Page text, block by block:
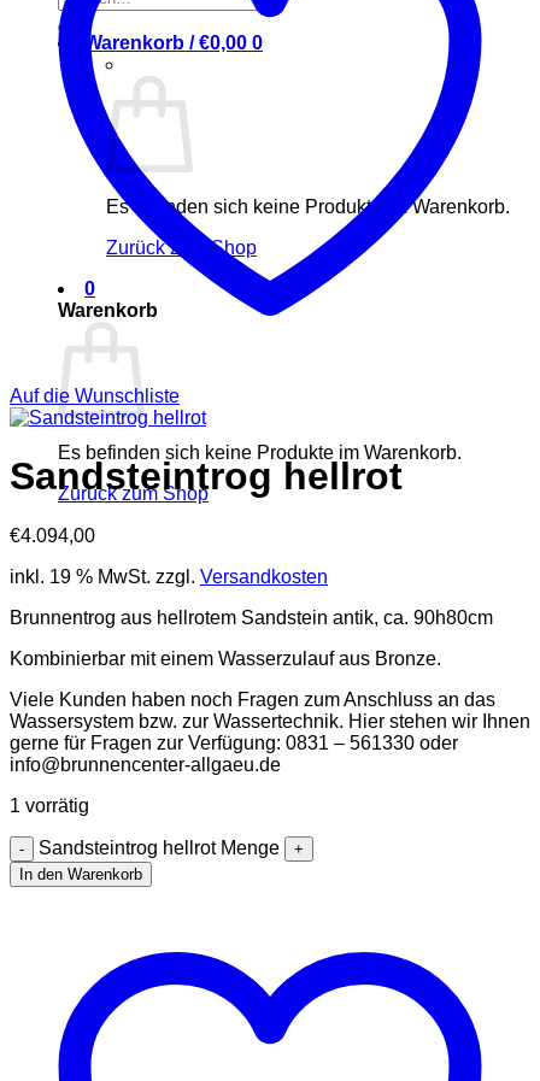
Warenkorb /€0,00 0
Es befinden sich keine Produkte im Warenkorb.
Zurück zum Shop
0
Warenkorb
Es befinden sich keine Produkte im Warenkorb.
Zurück zum Shop
Auf die Wunschliste
Sandsteintrog hellrot
€4.094,00
inkl. 19 % MwSt. zzgl. Versandkosten
Brunnentrog aus hellrotem Sandstein antik, ca. 90h80cm
Kombinierbar mit einem Wasserzulauf aus Bronze.
Viele Kunden haben noch Fragen zum Anschluss an das
Wassersystem bzw. zur Wassertechnik. Hier stehen wir Ihnen
gerne für Fragen zur Verfügung: 0831 – 561330 oder
info@brunnencenter-allgaeu.de
1 vorrätig
Sandsteintrog hellrot Menge
In den Warenkorb